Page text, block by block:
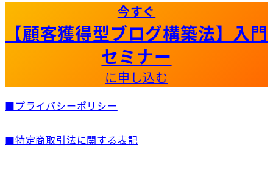
今すぐ
【顧客獲得型ブログ構築法】入門
セミナー
に申し込む
■プライバシーポリシー
■特定商取引法に関する表記